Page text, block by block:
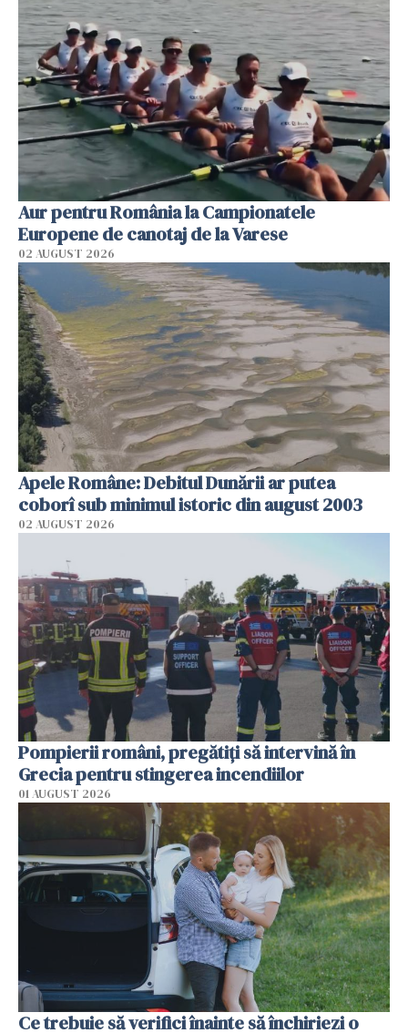
Aur pentru România la Campionatele
Europene de canotaj de la Varese
02 AUGUST 2026
Apele Române: Debitul Dunării ar putea
coborî sub minimul istoric din august 2003
02 AUGUST 2026
Pompierii români, pregătiţi să intervină în
Grecia pentru stingerea incendiilor
01 AUGUST 2026
Ce trebuie să verifici înainte să închiriezi o